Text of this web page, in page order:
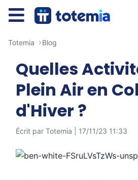
Du lundi au vendredi :
Totemia Blog
Quelles
Plein Air en
d'Hiver ?
Écrit par Totemia | 17/11/23 11:33